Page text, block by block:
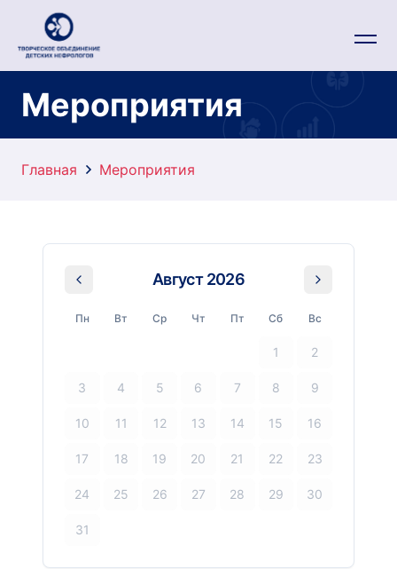
Мероприятия
Главная Мероприятия
Август 2026
Пн Вт Ср Чт Пт Сб Вс
1 2
3 4 5 6 7 8 9
10 11 12 13 14 15 16
17 18 19 20 21 22 23
24 25 26 27 28 29 30
31